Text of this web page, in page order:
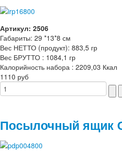
Артикул: 2506
Габариты: 29 *13*8 см
Вес НЕТТО (продукт): 883,5 гр
Вес БРУТТО : 1084,1 гр
Калорийность набора : 2209,03 Ккал
1110 руб
Посылочный ящик